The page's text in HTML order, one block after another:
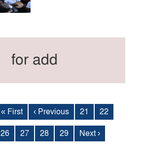
for add
« First ‹ Previous 21
22
26 27 28 29
Next ›